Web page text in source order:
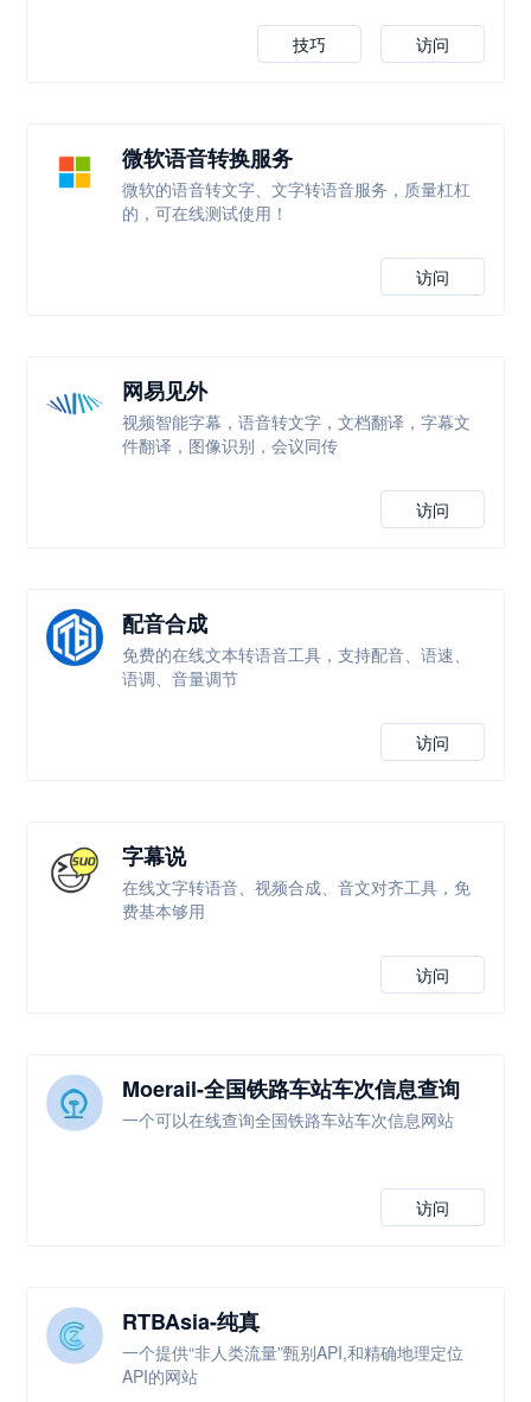
访问
技巧
微软语音转换服务
微软的语音转文字、文字转语音服务，质量杠杠
的，可在线测试使用！
访问
网易见外
视频智能字幕，语音转文字，文档翻译，字幕文
件翻译，图像识别，会议同传
访问
配音合成
免费的在线文本转语音工具，支持配音、语速、
语调、音量调节
访问
字幕说
在线文字转语音、视频合成、音文对齐工具，免
费基本够用
访问
Moerail-全国铁路车站车次信息查询
一个可以在线查询全国铁路车站车次信息网站
访问
RTBAsia-纯真
一个提供“非人类流量”甄别API,和精确地理定位
API的网站